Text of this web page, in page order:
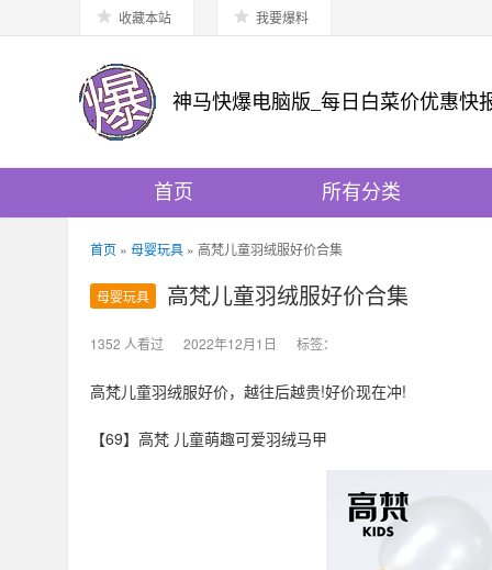
收藏本站 我要爆料
神马快爆电脑版_每日白菜价优惠快
首页 所有分类
首页 » 母婴玩具 » 高梵儿童羽绒服好价合集
母婴玩具 高梵儿童羽绒服好价合集
1352 人看过 2022年12月1日 标签：
高梵儿童羽绒服好价，越往后越贵!好价现在冲!
【69】高梵 儿童萌趣可爱羽绒马甲